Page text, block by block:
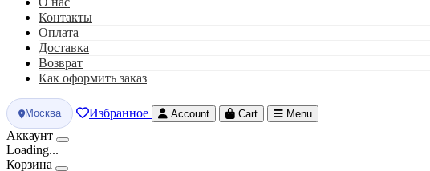
Контакты
Оплата
Доставка
Возврат
Как оформить заказ
Москва Избранное Account Cart Menu
Аккаунт
Loading...
Корзина